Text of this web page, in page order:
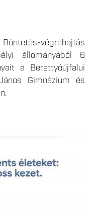
végrehajtás
állományából 6
a Berettyóújfalui
Gimnázium és